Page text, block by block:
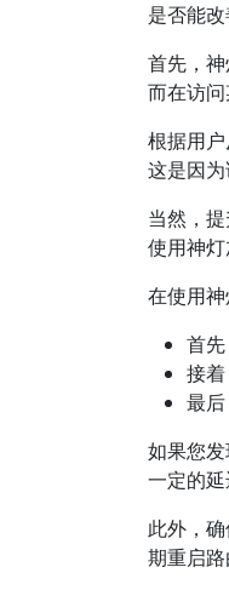
是否能
首先，
而在访问
根据用
这是因
当然，
使用神
在使用
首
接
最
如果您
一定的
此外，
期重启